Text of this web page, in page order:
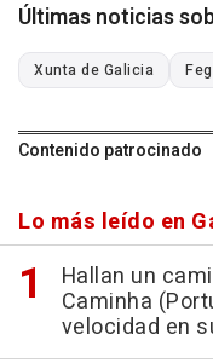
Últimas noticias
Xunta de Galicia
Contenido patrocinado
Lo más leído en
Hallan un
Caminha
velocidad en